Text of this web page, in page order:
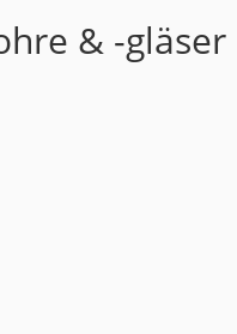
& -gläser